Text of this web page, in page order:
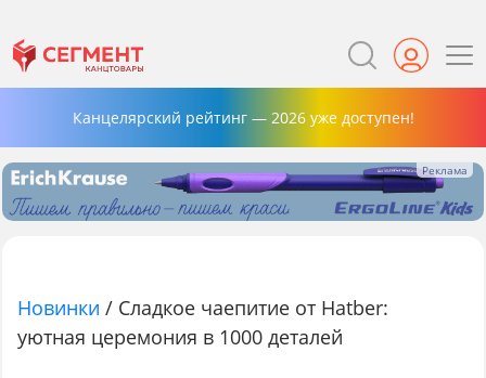
Канцелярский рейтинг — 2026 уже доступен!
Новинки / Сладкое чаепитие от Hatber:
уютная церемония в 1000 деталей